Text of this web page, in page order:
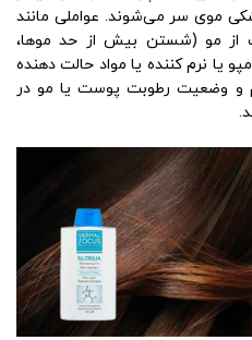
موی سر می‌شوند. عواملی مانند
از مو (شستن بیش از حد موها،
یا نرم کننده یا مواد حالت دهنده
وضعیت رطوبت پوست یا مو در